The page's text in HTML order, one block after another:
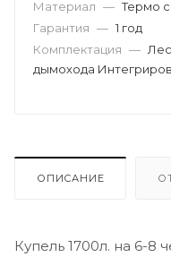
Материал — Термо
Гарантия — 1 год
Комплектация —
дымохода
ОПИСАНИЕ
Купель 1700л. на 6-8